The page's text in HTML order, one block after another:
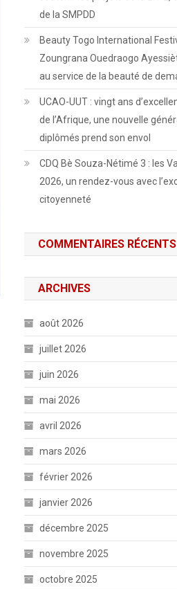
de la SMPDD
Beauty Togo International
Zoungrana Ouedraogo
au service de la beauté de
UCAO-UUT : vingt ans
de l’Afrique, une nouvelle
diplômés prend son envol
CDQ Bè Souza-Nétimé 3 : les
2026, un rendez-vous avec
citoyenneté
COMMENTAIRES RÉCENTS
ARCHIVES
août 2026
juillet 2026
juin 2026
mai 2026
avril 2026
mars 2026
février 2026
janvier 2026
décembre 2025
novembre 2025
octobre 2025